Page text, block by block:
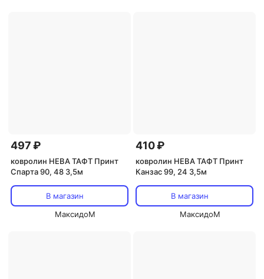
497 ₽
ковролин НЕВА ТАФТ Принт
Спарта 90, 48 3,5м
В магазин
МаксидоМ
410 ₽
ковролин НЕВА ТАФТ Принт
Канзас 99, 24 3,5м
В магазин
МаксидоМ